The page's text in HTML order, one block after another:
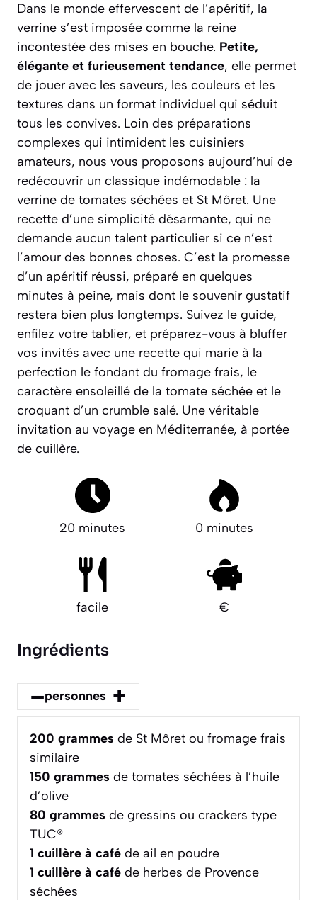
Dans le monde effervescent de l’apéritif, la
verrine s’est imposée comme la reine
incontestée des mises en bouche. Petite,
élégante et furieusement tendance, elle permet
de jouer avec les saveurs, les couleurs et les
textures dans un format individuel qui séduit
tous les convives. Loin des préparations
complexes qui intimident les cuisiniers
amateurs, nous vous proposons aujourd’hui de
redécouvrir un classique indémodable : la
verrine de tomates séchées et St Môret. Une
recette d’une simplicité désarmante, qui ne
demande aucun talent particulier si ce n’est
l’amour des bonnes choses. C’est la promesse
d’un apéritif réussi, préparé en quelques
minutes à peine, mais dont le souvenir gustatif
restera bien plus longtemps. Suivez le guide,
enfilez votre tablier, et préparez-vous à bluffer
vos invités avec une recette qui marie à la
perfection le fondant du fromage frais, le
caractère ensoleillé de la tomate séchée et le
croquant d’un crumble salé. Une véritable
invitation au voyage en Méditerranée, à portée
de cuillère.
20 minutes 0 minutes
facile €
Ingrédients
–personnes +
200 grammes de St Môret ou fromage frais
similaire
150 grammes de tomates séchées à l’huile
d’olive
80 grammes de gressins ou crackers type
TUC®
1 cuillère à café de ail en poudre
1 cuillère à café de herbes de Provence
séchées